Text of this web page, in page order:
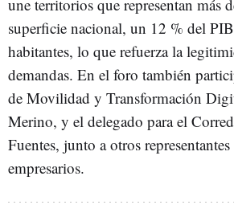
une territorios que representan más
superficie nacional, un 12 % del
habitantes, lo que refuerza la
demandas. En el foro también
de Movilidad y Transformación
Merino, y el delegado para el
Fuentes, junto a otros
empresarios.